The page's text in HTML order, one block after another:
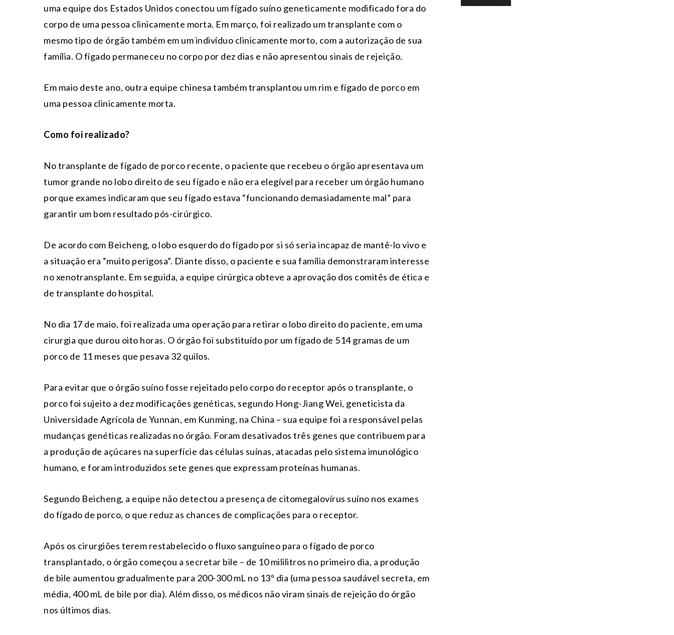
uma equipe dos Estados Unidos conectou um fígado suíno geneticamente modificado fora do
corpo de uma pessoa clinicamente morta. Em março, foi realizado um transplante com o
mesmo tipo de órgão também em um indivíduo clinicamente morto, com a autorização de sua
família. O fígado permaneceu no corpo por dez dias e não apresentou sinais de rejeição.
Em maio deste ano, outra equipe chinesa também transplantou um rim e fígado de porco em
uma pessoa clinicamente morta.
Como foi realizado?
No transplante de fígado de porco recente, o paciente que recebeu o órgão apresentava um
tumor grande no lobo direito de seu fígado e não era elegível para receber um órgão humano
porque exames indicaram que seu fígado estava “funcionando demasiadamente mal” para
garantir um bom resultado pós-cirúrgico.
De acordo com Beicheng, o lobo esquerdo do fígado por si só seria incapaz de mantê-lo vivo e
a situação era “muito perigosa”. Diante disso, o paciente e sua família demonstraram interesse
no xenotransplante. Em seguida, a equipe cirúrgica obteve a aprovação dos comitês de ética e
de transplante do hospital.
No dia 17 de maio, foi realizada uma operação para retirar o lobo direito do paciente, em uma
cirurgia que durou oito horas. O órgão foi substituído por um fígado de 514 gramas de um
porco de 11 meses que pesava 32 quilos.
Para evitar que o órgão suíno fosse rejeitado pelo corpo do receptor após o transplante, o
porco foi sujeito a dez modificações genéticas, segundo Hong-Jiang Wei, geneticista da
Universidade Agrícola de Yunnan, em Kunming, na China – sua equipe foi a responsável pelas
mudanças genéticas realizadas no órgão. Foram desativados três genes que contribuem para
a produção de açúcares na superfície das células suínas, atacadas pelo sistema imunológico
humano, e foram introduzidos sete genes que expressam proteínas humanas.
Segundo Beicheng, a equipe não detectou a presença de citomegalovírus suíno nos exames
do fígado de porco, o que reduz as chances de complicações para o receptor.
Após os cirurgiões terem restabelecido o fluxo sanguíneo para o fígado de porco
transplantado, o órgão começou a secretar bile – de 10 mililitros no primeiro dia, a produção
de bile aumentou gradualmente para 200-300 mL no 13º dia (uma pessoa saudável secreta, em
média, 400 mL de bile por dia). Além disso, os médicos não viram sinais de rejeição do órgão
nos últimos dias.